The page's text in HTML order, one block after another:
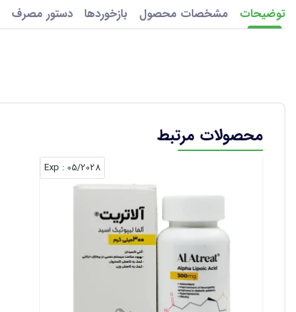
توضیحات مشخصات محصول بازخوردها دستور مصرف
محصولات مرتبط
05/2028
: Exp